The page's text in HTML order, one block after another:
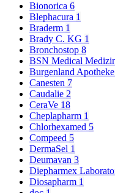
Bionorica 6
Blephacura 1
Braderm 1
Brady C. KG 1
Bronchostop 8
BSN Medical
Burgenland Apotheke
Canesten 7
Caudalie 2
CeraVe 18
Cheplapharm 1
Chlorhexamed 5
Compeed 5
DermaSel 1
Deumavan 3
Diepharmex
Diosapharm 1